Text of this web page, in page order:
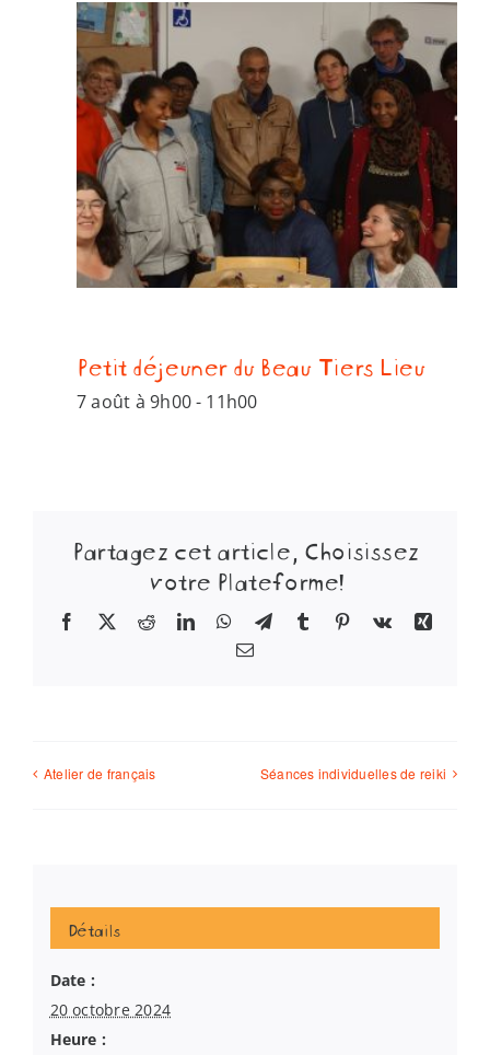
Petit déjeuner du Beau Tiers Lieu
7 août à 9h00- 11h00
Partagez cet article, Choisissez
votre Plateforme!
Facebook
X RedditLinkedInWhatsApp
TelegramTumblr Pinterest
Vk
Xing
Email
Atelier de français Séances individuelles de reiki
Détails
Date :
20 octobre 2024
Heure :